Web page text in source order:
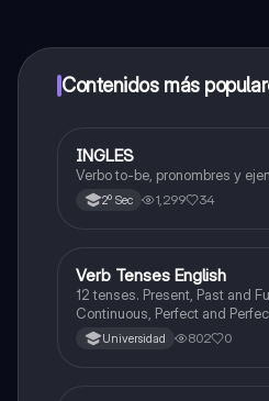
a determinadas funciones.
Contenidos más
Inglés
INGLES
Verbo to-be, pronombres y
2º Sec 1,299 34
VInglés
Verb Tenses English
12 tenses. Present, Past and
Continuous, Perfect and
Universidad 802 0